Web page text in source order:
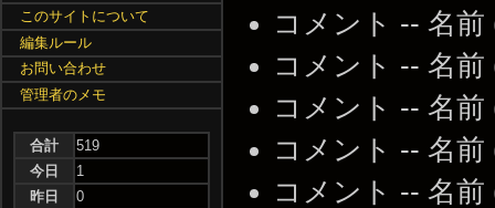
コメント -- 名前
コメント -- 名前
コメント -- 名前
コメント -- 名前
コメント -- 名前
このサイトについて
編集ルール
お問い合わせ
管理者のメモ
合計
519
今日
1
昨日
0